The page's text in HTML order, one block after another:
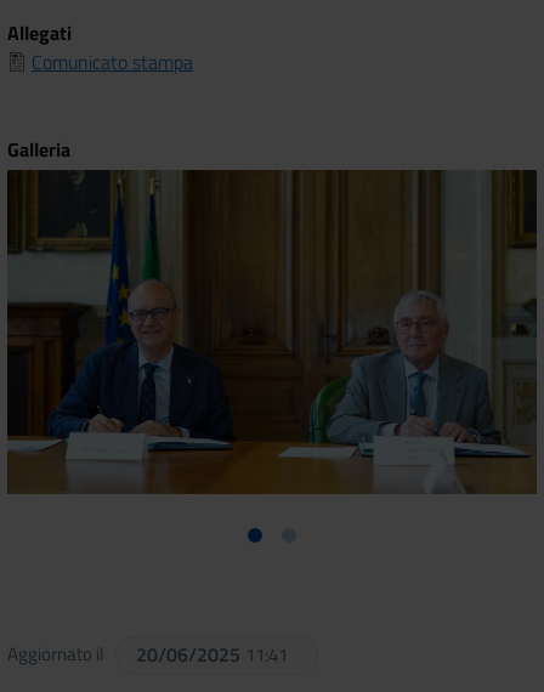
Allegati
Comunicato stampa
Galleria
Aggiornato il 20/06/2025 11:41